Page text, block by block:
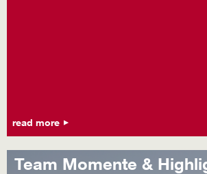
read more
Team Momente &